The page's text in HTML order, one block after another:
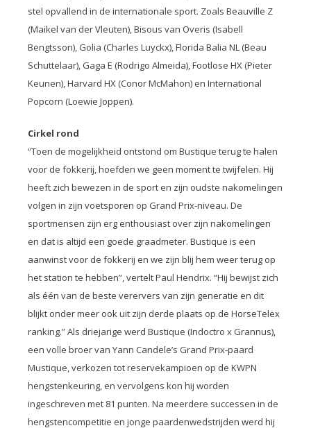
stel opvallend in de internationale sport. Zoals Beauville Z
(Maikel van der Vleuten), Bisous van Overis (Isabell
Bengtsson), Golia (Charles Luyckx), Florida Balia NL (Beau
Schuttelaar), Gaga E (Rodrigo Almeida), Footlose HX (Pieter
Keunen), Harvard HX (Conor McMahon) en International
Popcorn (Loewie Joppen).
Cirkel rond
“Toen de mogelijkheid ontstond om Bustique terug te halen
voor de fokkerij, hoefden we geen moment te twijfelen. Hij
heeft zich bewezen in de sport en zijn oudste nakomelingen
volgen in zijn voetsporen op Grand Prix-niveau. De
sportmensen zijn erg enthousiast over zijn nakomelingen
en dat is altijd een goede graadmeter. Bustique is een
aanwinst voor de fokkerij en we zijn blij hem weer terug op
het station te hebben”, vertelt Paul Hendrix. “Hij bewijst zich
als één van de beste verervers van zijn generatie en dit
blijkt onder meer ook uit zijn derde plaats op de HorseTelex
ranking.” Als driejarige werd Bustique (Indoctro x Grannus),
een volle broer van Yann Candele’s Grand Prix-paard
Mustique, verkozen tot reservekampioen op de KWPN
hengstenkeuring, en vervolgens kon hij worden
ingeschreven met 81 punten. Na meerdere successen in de
hengstencompetitie en jonge paardenwedstrijden werd hij